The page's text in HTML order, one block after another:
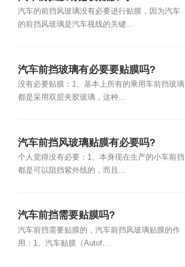
汽车的前挡风玻璃没有必要进行贴膜，因为汽车
的前挡风玻璃是汽车视线的关键...
汽车前挡玻璃有必要要贴膜吗?
没有必要贴膜：1、基本上所有的乘用车前挡玻璃
都是采用双层夹胶玻璃，这种...
汽车前挡风玻璃贴膜有必要吗?
个人觉得没有必要：1、本身现在生产的小车前挡
都是可以阻挡紫外线的，而且...
汽车前挡需要贴膜吗?
汽车前挡需要贴膜的，汽车前挡风玻璃贴膜的作
用：1、汽车贴膜（Autof...